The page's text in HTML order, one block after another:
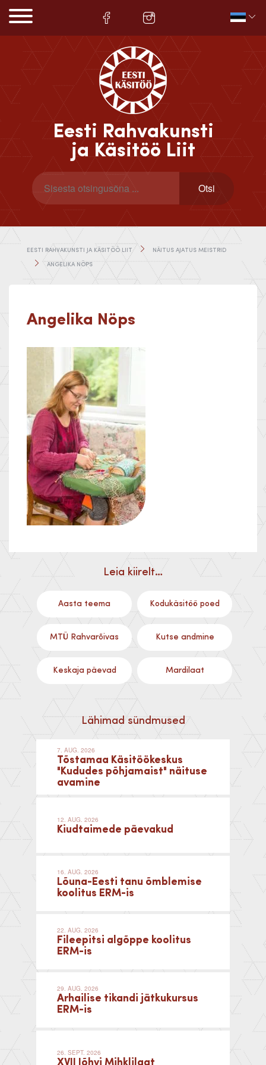
Eesti Rahvakunsti
ja Käsitöö Liit
EESTI RAHVAKUNSTI JA KÄSITÖÖ LIIT NÄITUS AJATUS MEISTRID
ANGELIKA NÖPS
Angelika Nöps
Leia kiirelt…
Aasta teema Kodukäsitöö poed
MTÜ Rahvarõivas Kutse andmine
Keskaja päevad Mardilaat
Lähimad sündmused
7. AUG. 2026
Tõstamaa Käsitöökeskus
"Kududes põhjamaist" näituse
avamine
12. AUG. 2026
Kiudtaimede päevakud
16. AUG. 2026
Lõuna-Eesti tanu õmblemise
koolitus ERM-is
22. AUG. 2026
Fileepitsi algõppe koolitus
ERM-is
29. AUG. 2026
Arhailise tikandi jätkukursus
ERM-is
26. SEPT. 2026
XVII Jõhvi Mihklilaat